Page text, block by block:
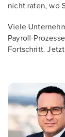
nicht raten, wo
Viele
Payroll-
Fortschritt.